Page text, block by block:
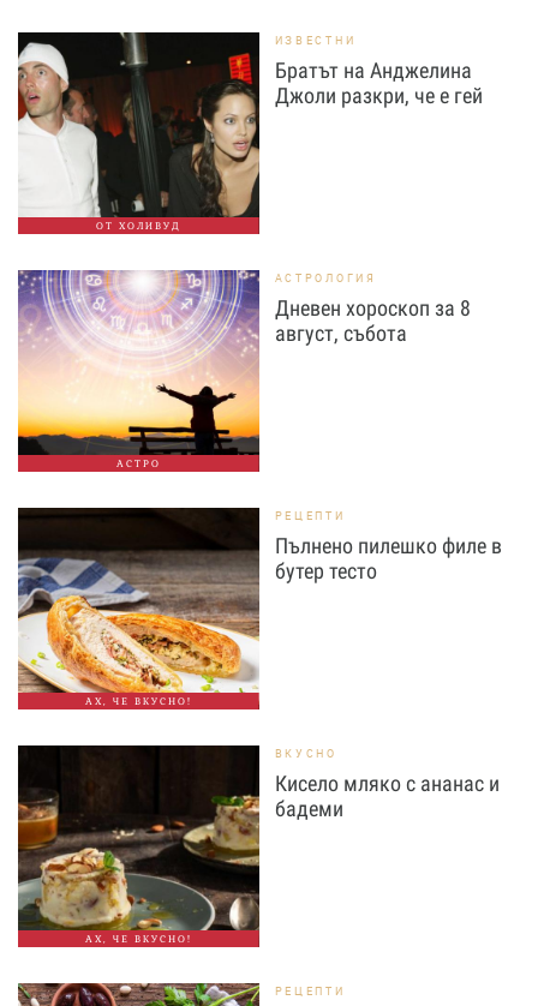
ОТ ХОЛИВУД
ИЗВЕСТНИ
Братът на Анджелина
Джоли разкри, че е гей
АСТРО
АСТРОЛОГИЯ
Дневен хороскоп за 8
август, събота
АХ, ЧЕ ВКУСНО!
РЕЦЕПТИ
Пълнено пилешко филе в
бутер тесто
АХ, ЧЕ ВКУСНО!
ВКУСНО
Кисело мляко с ананас и
бадеми
РЕЦЕПТИ